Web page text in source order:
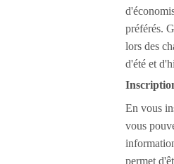
préférés.
lors des
d'été et
En vous
vous
permet